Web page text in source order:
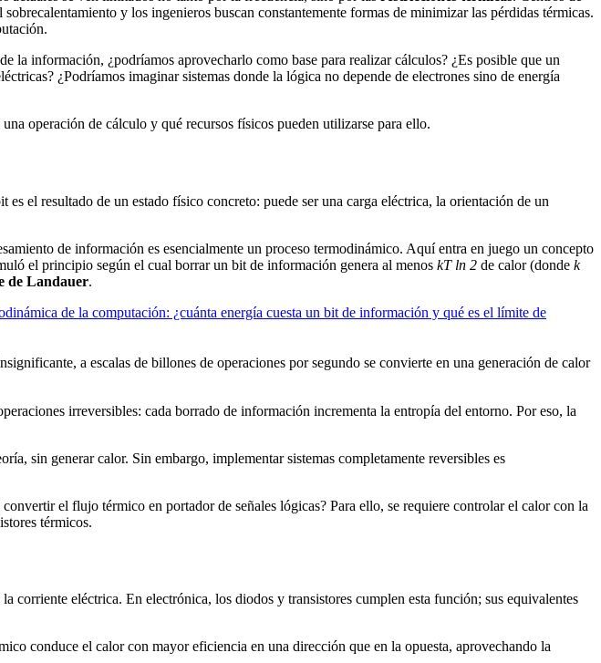
y los ingenieros buscan constantemente formas de minimizar las pérdidas térmicas.
la información, ¿podríamos aprovecharlo como base para realizar cálculos? ¿Es posible que un
¿Podríamos imaginar sistemas donde la lógica no depende de electrones sino de energía
operación de cálculo y qué recursos físicos pueden utilizarse para ello.
es el resultado de un estado físico concreto: puede ser una carga eléctrica, la orientación de un
de información es esencialmente un proceso termodinámico. Aquí entra en juego un concepto
el principio según el cual borrar un bit de información genera al menos kT ln 2 de calor (donde k
de Landauer.
de la computación: ¿cuánta energía cuesta un bit de información y qué es el límite de
a escalas de billones de operaciones por segundo se convierte en una generación de calor
irreversibles: cada borrado de información incrementa la entropía del entorno. Por eso, la
sin generar calor. Sin embargo, implementar sistemas completamente reversibles es
el flujo térmico en portador de señales lógicas? Para ello, se requiere controlar el calor con la
térmicos.
corriente eléctrica. En electrónica, los diodos y transistores cumplen esta función; sus equivalentes
conduce el calor con mayor eficiencia en una dirección que en la opuesta, aprovechando la